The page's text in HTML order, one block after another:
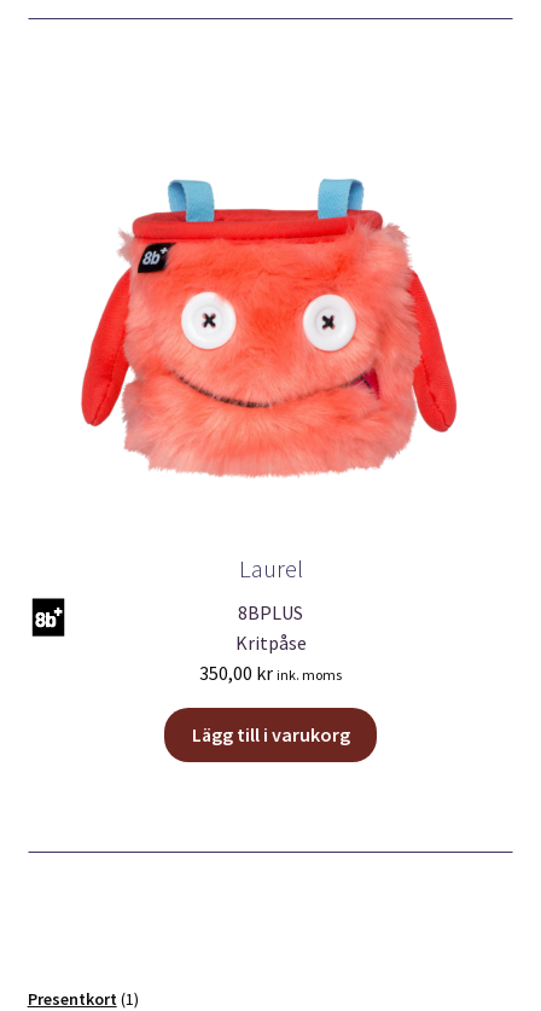
Laurel
8BPLUS
Kritpåse
350,00 kr ink. moms
Lägg till i varukorg
Presentkort 11